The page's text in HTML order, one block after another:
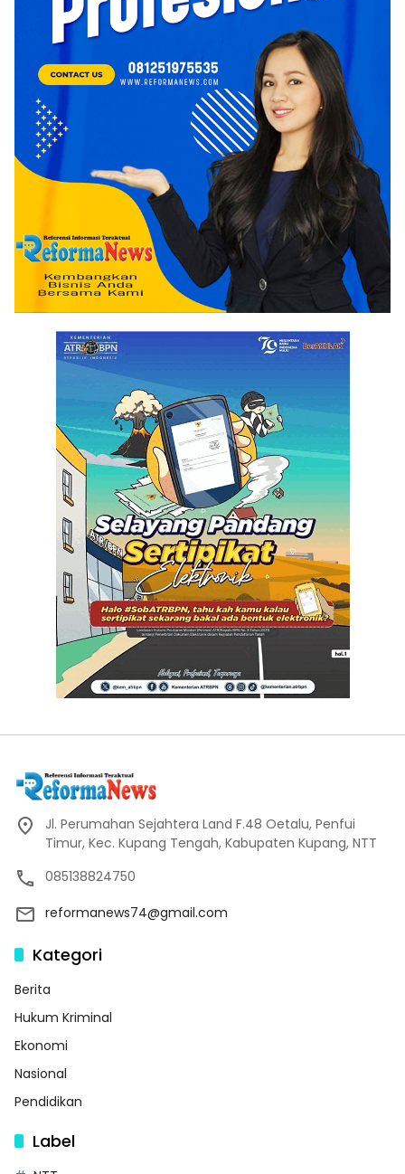
Jl. Perumahan Sejahtera Land F.48 Oetalu, Penfui
Timur, Kec. Kupang Tengah, Kabupaten Kupang, NTT
085138824750
reformanews74@gmail.com
Kategori
Berita
Hukum Kriminal
Ekonomi
Nasional
Pendidikan
Label